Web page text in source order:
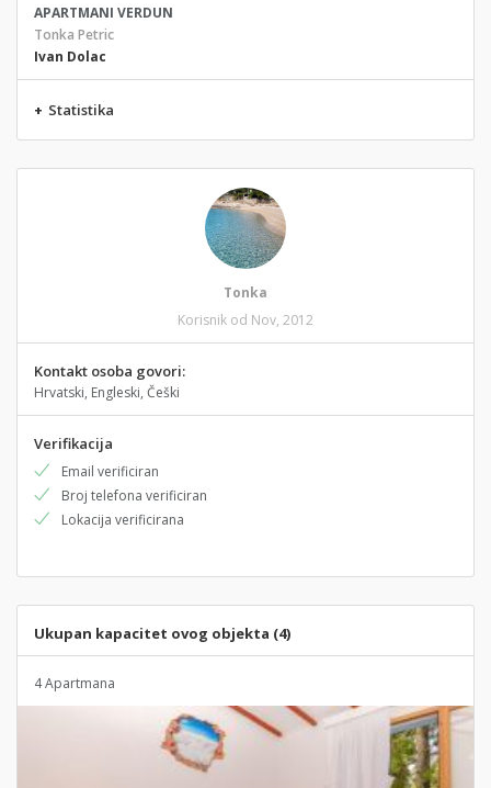
APARTMANI VERDUN
Tonka Petric
Ivan Dolac
+ Statistika
Tonka
Korisnik od Nov, 2012
Kontakt osoba govori:
Hrvatski, Engleski, Češki
Verifikacija
Email verificiran
Broj telefona verificiran
Lokacija verificirana
Ukupan kapacitet ovog objekta (4)
4 Apartmana